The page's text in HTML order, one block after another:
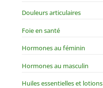
Douleurs articulaires
Foie en santé
Hormones au féminin
Hormones au masculin
Huiles essentielles et lotions